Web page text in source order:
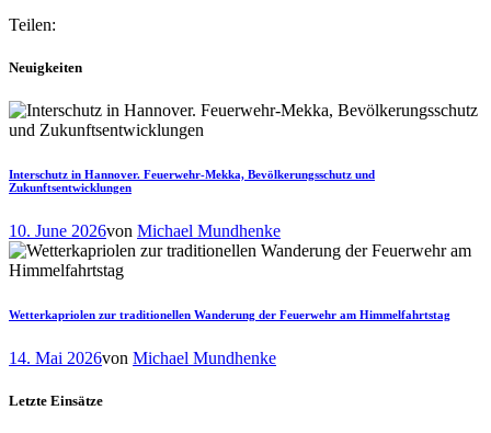
Teilen:
Neuigkeiten
Interschutz in Hannover. Feuerwehr-Mekka, Bevölkerungsschutz und
Zukunftsentwicklungen
10. June 2026von Michael Mundhenke
Wetterkapriolen zur traditionellen Wanderung der Feuerwehr am Himmelfahrtstag
14. Mai 2026von Michael Mundhenke
Letzte Einsätze